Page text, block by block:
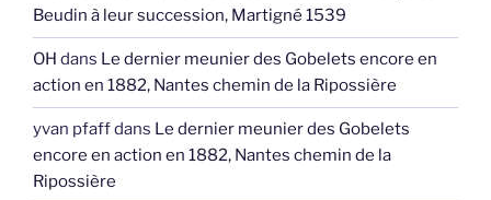
Beudin à leur succession, Martigné 1539
OH dans Le dernier meunier des Gobelets encore en
action en 1882, Nantes chemin de la Ripossière
yvan pfaffdans Le dernier meunier des Gobelets
encore en action en 1882, Nantes chemin de la
Ripossière